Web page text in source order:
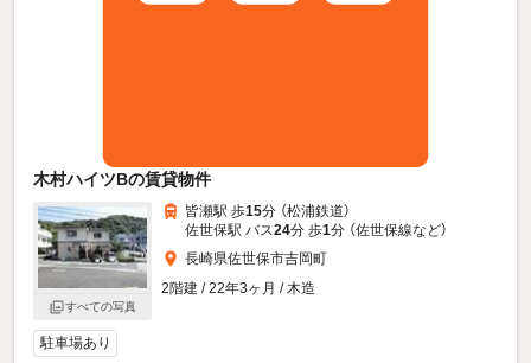
木村ハイツBの賃貸物件
すべての写真
皆瀬駅 歩15分 （松浦鉄道）
佐世保駅 バス24分 歩1分 （佐世保線など）
長崎県佐世保市吉岡町
2階建 / 22年3ヶ月 / 木造
駐車場あり